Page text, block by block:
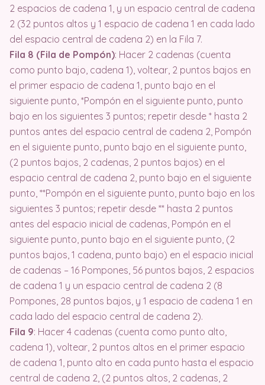
2 espacios de cadena 1, y un espacio central de cadena
2 (32 puntos altos y 1 espacio de cadena 1 en cada lado
del espacio central de cadena 2) en la Fila 7.
Fila 8 (Fila de Pompón): Hacer 2 cadenas (cuenta
como punto bajo, cadena 1), voltear, 2 puntos bajos en
el primer espacio de cadena 1, punto bajo en el
siguiente punto, *Pompón en el siguiente punto, punto
bajo en los siguientes 3 puntos; repetir desde * hasta 2
puntos antes del espacio central de cadena 2, Pompón
en el siguiente punto, punto bajo en el siguiente punto,
(2 puntos bajos, 2 cadenas, 2 puntos bajos) en el
espacio central de cadena 2, punto bajo en el siguiente
punto, **Pompón en el siguiente punto, punto bajo en los
siguientes 3 puntos; repetir desde ** hasta 2 puntos
antes del espacio inicial de cadenas, Pompón en el
siguiente punto, punto bajo en el siguiente punto, (2
puntos bajos, 1 cadena, punto bajo) en el espacio inicial
de cadenas – 16 Pompones, 56 puntos bajos, 2 espacios
de cadena 1 y un espacio central de cadena 2 (8
Pompones, 28 puntos bajos, y 1 espacio de cadena 1 en
cada lado del espacio central de cadena 2).
Fila 9: Hacer 4 cadenas (cuenta como punto alto,
cadena 1), voltear, 2 puntos altos en el primer espacio
de cadena 1, punto alto en cada punto hasta el espacio
central de cadena 2, (2 puntos altos, 2 cadenas, 2